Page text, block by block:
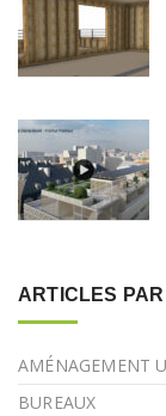
ARTICLES
AMÉNAGEMENT
BUREAUX